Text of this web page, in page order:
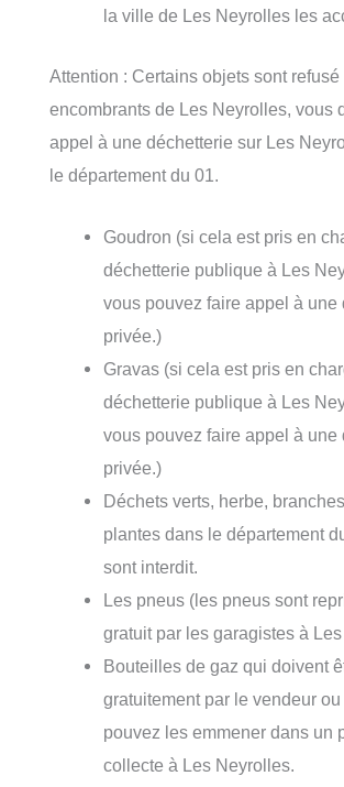
la ville de Les Neyrolles les
Attention : Certains objets sont refusé
encombrants de Les Neyrolles, vous
appel à une déchetterie sur Les
le département du 01.
Goudron (si cela est pris en
déchetterie publique à Les
vous pouvez faire appel à une
privée.)
Gravas (si cela est pris en
déchetterie publique à Les
vous pouvez faire appel à une
privée.)
Déchets verts, herbe,
plantes dans le département
sont interdit.
Les pneus (les pneus sont
gratuit par les garagistes à
Bouteilles de gaz qui doivent
gratuitement par le vendeur
pouvez les emmener dans un
collecte à Les Neyrolles.